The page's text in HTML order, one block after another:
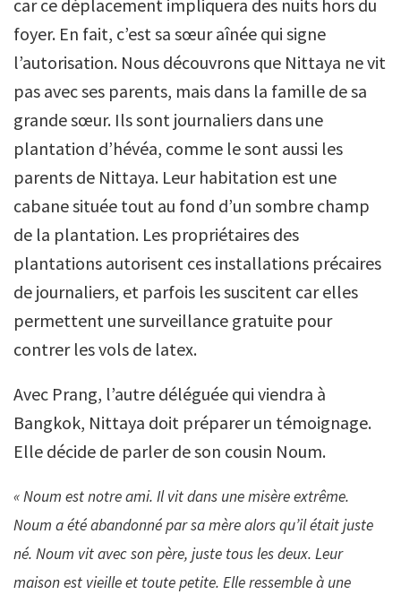
car ce déplacement impliquera des nuits hors du
foyer. En fait, c’est sa sœur aînée qui signe
l’autorisation. Nous découvrons que Nittaya ne vit
pas avec ses parents, mais dans la famille de sa
grande sœur. Ils sont journaliers dans une
plantation d’hévéa, comme le sont aussi les
parents de Nittaya. Leur habitation est une
cabane située tout au fond d’un sombre champ
de la plantation. Les propriétaires des
plantations autorisent ces installations précaires
de journaliers, et parfois les suscitent car elles
permettent une surveillance gratuite pour
contrer les vols de latex.
Avec Prang, l’autre déléguée qui viendra à
Bangkok, Nittaya doit préparer un témoignage.
Elle décide de parler de son cousin Noum.
« Noum est notre ami. Il vit dans une misère extrême.
Noum a été abandonné par sa mère alors qu’il était juste
né. Noum vit avec son père, juste tous les deux. Leur
maison est vieille et toute petite. Elle ressemble à une